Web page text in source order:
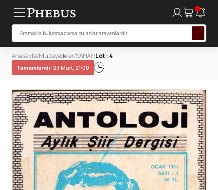
Anasayfa/Müzayedeler/SAHAF/Lot : 4
Tamamlandı: 23 Mart, 21:00